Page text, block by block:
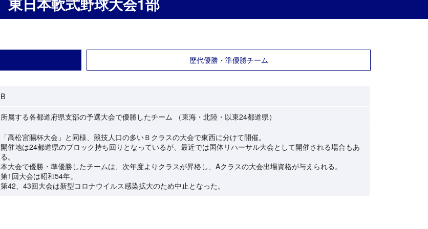
歴代優勝・準優勝チーム
B
所属する各都道府県支部の予選大会で優勝したチーム （東海・北陸・以東24都道県）
「高松宮賜杯大会」と同様、競技人口の多いＢクラスの大会で東西に分けて開催。
開催地は24都道県のブロック持ち回りとなっているが、最近では国体リハーサル大会として開催される場合もあ
る。
本大会で優勝・準優勝したチームは、次年度よりクラスが昇格し、Aクラスの大会出場資格が与えられる。
第1回大会は昭和54年。
第42、43回大会は新型コロナウイルス感染拡大のため中止となった。